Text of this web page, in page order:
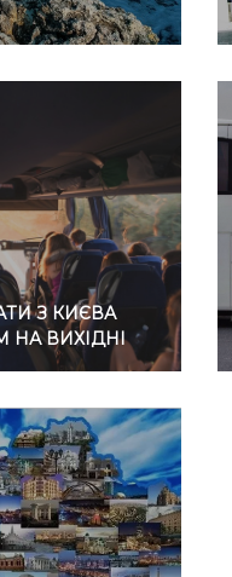
З КИЄВА
НА ВИХІДНІ